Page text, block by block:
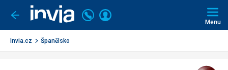
Jít
zpět
Volejte
226
000
Přihlásit
Menu
Invia.cz Španělsko